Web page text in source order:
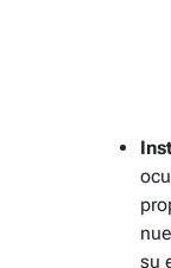
su